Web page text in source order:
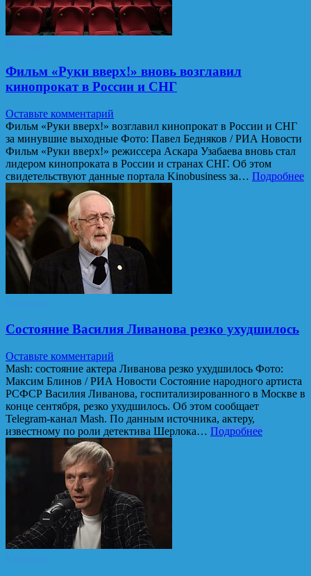
Фильм «Руки вверх!» вновь возглавил
кинопрокат в России и СНГ
Оставьте комментарий
Фильм «Руки вверх!» возглавил кинопрокат в России и СНГ
за минувшие выходные Фото: Павел Бедняков / РИА Новости
Фильм «Руки вверх!» режиссера Аскара Узабаева вновь стал
лидером кинопроката в России и странах СНГ. Об этом
свидетельствуют данные портала Kinobusiness за… Подробнее
Состояние Василия Ливанова резко ухудшилось
Оставьте комментарий
Mash: состояние актера Ливанова резко ухудшилось Фото:
Максим Блинов / РИА Новости Состояние народного артиста
РСФСР Василия Ливанова, госпитализированного в Москве в
конце сентября, резко ухудшилось. Об этом сообщает
Telegram-канал Mash. По данным источника, актеру,
известному по роли детектива Шерлока… Подробнее